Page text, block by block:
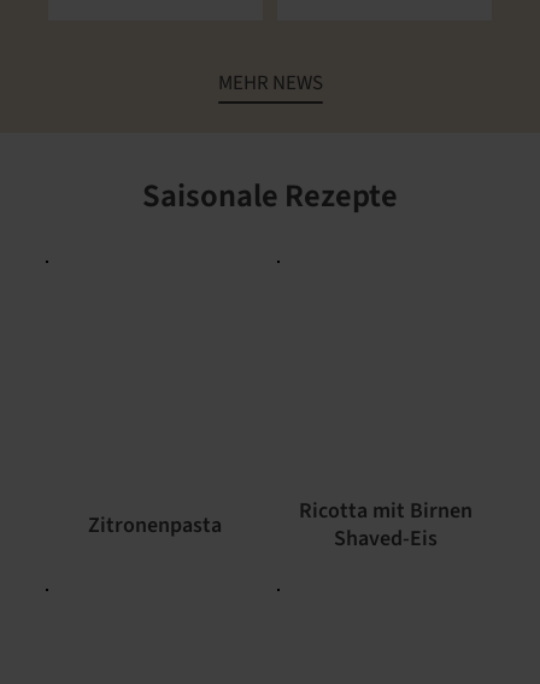
MEHR NEWS
Saisonale Rezepte
Zitronenpasta
Ricotta mit Birnen
Shaved-Eis